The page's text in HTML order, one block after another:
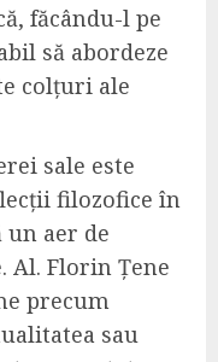
făcându-l pe
să abordeze
colțuri ale
sale este
filozofice în
un aer de
Al. Florin Țene
precum
sau